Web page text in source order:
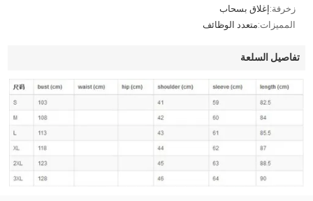
زخرفة:إغلاق بسحاب
المميزات:متعدد الوظائف
تفاصيل السلعة